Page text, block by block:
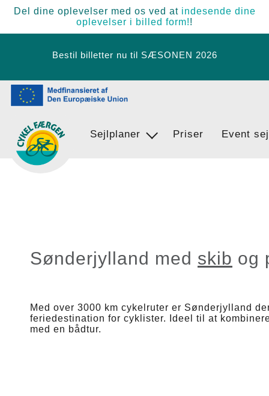
Del dine oplevelser med os ved at indesende dine
oplevelser i billed form!!
Bestil billetter nu til SÆSONEN 2026
Sejlplaner
Find vej Priser Event
Sønderjylland med skib og
Med over 3000 km cykelruter er Sønderjylland
feriedestination for cyklister. Ideel til at
med en bådtur.